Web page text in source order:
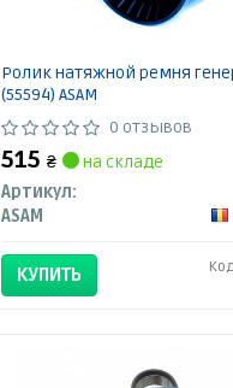
Ролик натяжной ремня
(55594) ASAM
0 отзывов
515 ₴
на складе
Артикул:
ASAM
КУПИТЬ